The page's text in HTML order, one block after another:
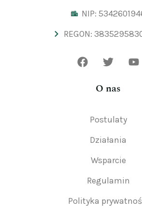
NIP:
REGON:
O nas
Postulaty
Działania
Wsparcie
Regulamin
Polityka